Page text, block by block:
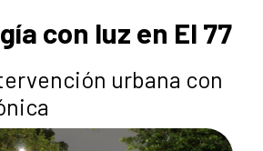
con luz en El 77
urbana con